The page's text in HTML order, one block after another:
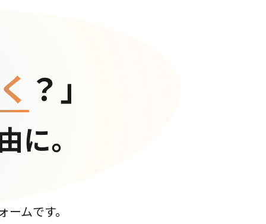
？」
に。
ムです。